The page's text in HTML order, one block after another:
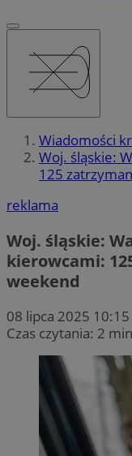
Wiadomości
Woj. śląskie:
125
reklama
Woj. śląskie:
kierowcami:
weekend
08 lipca 2025 10:15
Czas czytania: 2